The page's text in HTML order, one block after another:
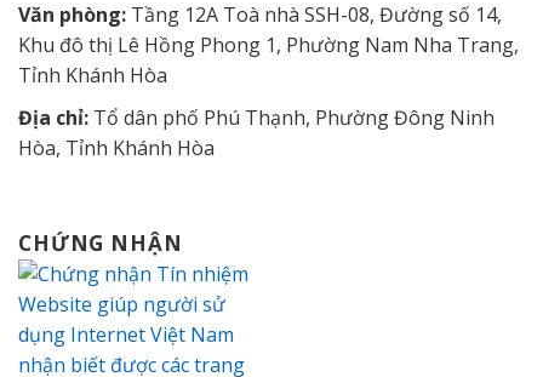
Văn phòng: Tầng 12A Toà nhà SSH-08, Đường số 14,
Khu đô thị Lê Hồng Phong 1, Phường Nam Nha Trang,
Tỉnh Khánh Hòa
Địa chỉ: Tổ dân phố Phú Thạnh, Phường Đông Ninh
Hòa, Tỉnh Khánh Hòa
CHỨNG NHẬN